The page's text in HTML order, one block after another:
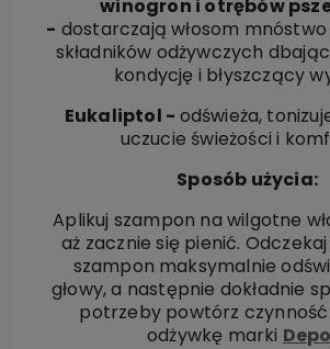
winogron i otrębów
- dostarczają włosom
składników odżywczych
kondycję i błyszczący
Eukaliptol - odświeża,
uczucie świeżości i
Sposób użycia:
Aplikuj szampon na wilgotne
aż zacznie się pienić.
szampon maksymalnie
głowy, a następnie dokładnie
potrzeby powtórz czynność
odżywkę marki